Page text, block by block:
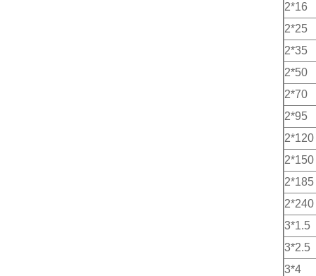
2*16
2*25
2*35
2*50
2*70
2*95
2*120
2*150
2*185
2*240
3*1.5
3*2.5
3*4